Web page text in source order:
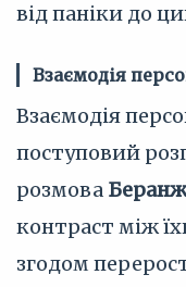
від паніки до
Взаємодія
Взаємодія
поступовий
розмова
контраст між
згодом